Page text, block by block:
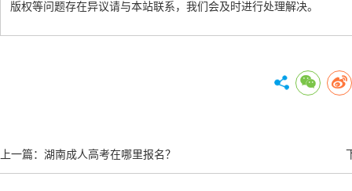
版权等问题存在异议请与本站联系，我们会及时进行处理解决。
上一篇： 湖南成人高考在哪里报名？